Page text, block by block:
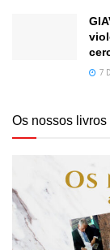
7
Os nossos livros